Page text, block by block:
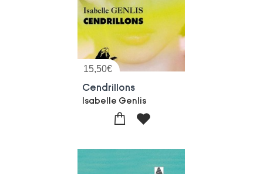
15,50€
Cendrillons
Isabelle Genlis